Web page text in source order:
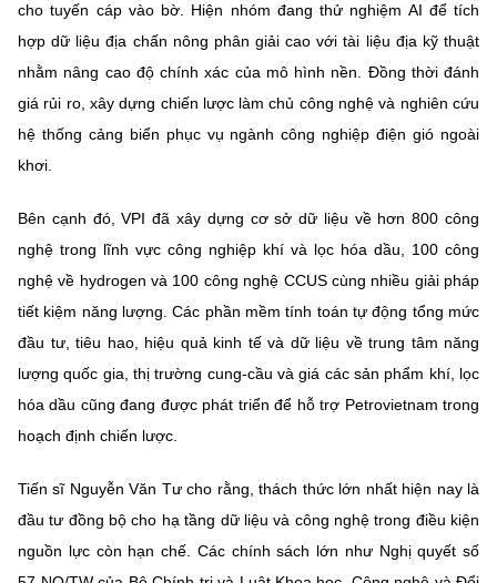
cho tuyến cáp vào bờ. Hiện nhóm đang thử nghiệm AI để tích
hợp dữ liệu địa chấn nông phân giải cao với tài liệu địa kỹ thuật
nhằm nâng cao độ chính xác của mô hình nền. Đồng thời đánh
giá rủi ro, xây dựng chiến lược làm chủ công nghệ và nghiên cứu
hệ thống cảng biển phục vụ ngành công nghiệp điện gió ngoài
khơi.
Bên cạnh đó, VPI đã xây dựng cơ sở dữ liệu về hơn 800 công
nghệ trong lĩnh vực công nghiệp khí và lọc hóa dầu, 100 công
nghệ về hydrogen và 100 công nghệ CCUS cùng nhiều giải pháp
tiết kiệm năng lượng. Các phần mềm tính toán tự động tổng mức
đầu tư, tiêu hao, hiệu quả kinh tế và dữ liệu về trung tâm năng
lượng quốc gia, thị trường cung-cầu và giá các sản phẩm khí, lọc
hóa dầu cũng đang được phát triển để hỗ trợ Petrovietnam trong
hoạch định chiến lược.
Tiến sĩ Nguyễn Văn Tư cho rằng, thách thức lớn nhất hiện nay là
đầu tư đồng bộ cho hạ tầng dữ liệu và công nghệ trong điều kiện
nguồn lực còn hạn chế. Các chính sách lớn như Nghị quyết số